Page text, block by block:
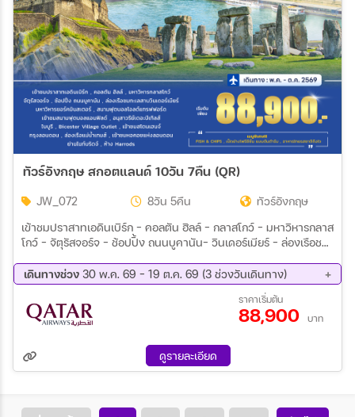
ทัวร์อังกฤษ สกอตแลนด์ 10วัน 7คืน (QR)
JW_072 8วัน 5คืน
ทัวร์อังกฤษ
เข้าชมปราสาทเอดินเบิร์ก - คอลตัน ฮิลล์ – กลาสโกว์ - มหาวิหารกลาส
โกว์ – จัตุรัสจอร์จ - ช้อปปิ้ง ถนนบูคานัน– วินเดอร์เมียร์ – ล่องเรือชม
สนามฟุตบอลโอลด์แทรฟฟอร์ด – ลิเวอร์พูล - เข้าชมสนามฟุตบอล
แอนฟิลด์ – อนุสาวรีย์เดอะบีเทิลส์ – เบอร์มิงแฮม- ไบบูรี – Bicester
Village Outlet– เข้าชมสโตนเฮนจ์ - กรุงลอนดอน - ล่องเรือแม่น้ำเท
มส์ – เข้าชมหอคอยแห่งลอนดอน
เดินทางช่วง 30 พ.ค. 69 - 19 ต.ค. 69 (3 ช่วงวันเดินทาง)
12 ก.ย. 69 - 19 ก.ย. 69
12 ต.ค. 69 - 19 ต.ค. 69
ราคาเริ่มต้น
88,900 บาท
ดูรายละเอียด